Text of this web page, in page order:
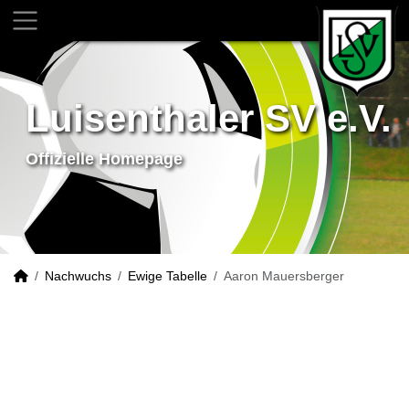
Luisenthaler SV e.V.
Offizielle Homepage
Nachwuchs Ewige Tabelle Aaron Mauersberger